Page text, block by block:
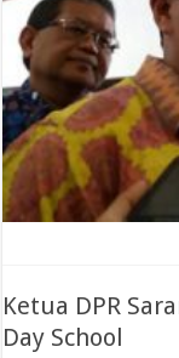
Ketua DPR
Day School